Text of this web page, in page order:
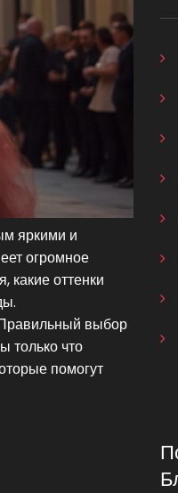
яркими и
огромное
какие оттенки
выбор
только что
помогут